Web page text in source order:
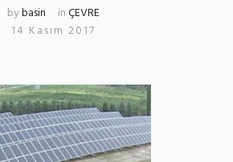
bybasin inÇEVRE
14 Kasım 2017